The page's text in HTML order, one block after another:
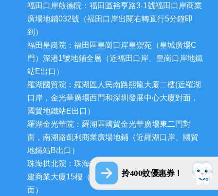
拎400蚊優惠券！
福田口岸啟德院：福田區裕亨路3-1號福田口岸商業
廣場地鋪032號（福田口岸出關右轉直行5分鐘即
到）
福田皇崗院：福田區皇崗口岸皇禦苑（皇城廣場C
門）深港1號地鋪全層（近福田口岸、皇崗口岸地鐵
站E出口）
羅湖國貿院：羅湖區人民南路熙龍大廈二樓(近羅湖
口岸，金光華廣場西門和深圳發展中心大廈對面，
國貿地鐵站E出口）
羅湖金光華院：羅湖區國貿金光華廣場東二門對
面，南湖路凱利商業廣場地鋪（近羅湖口岸、國貿
地鐵站B出口）
珠海拱北院：珠海市香洲區拱北迎賓南路1155號中
建商業大廈15樓（近拱北口岸，迎賓百貨廣場對
面）